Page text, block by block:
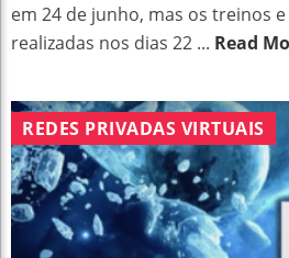
em 24 de junho, mas os treinos
realizadas nos dias 22 ... Read
REDES PRIVADAS VIRTUAIS